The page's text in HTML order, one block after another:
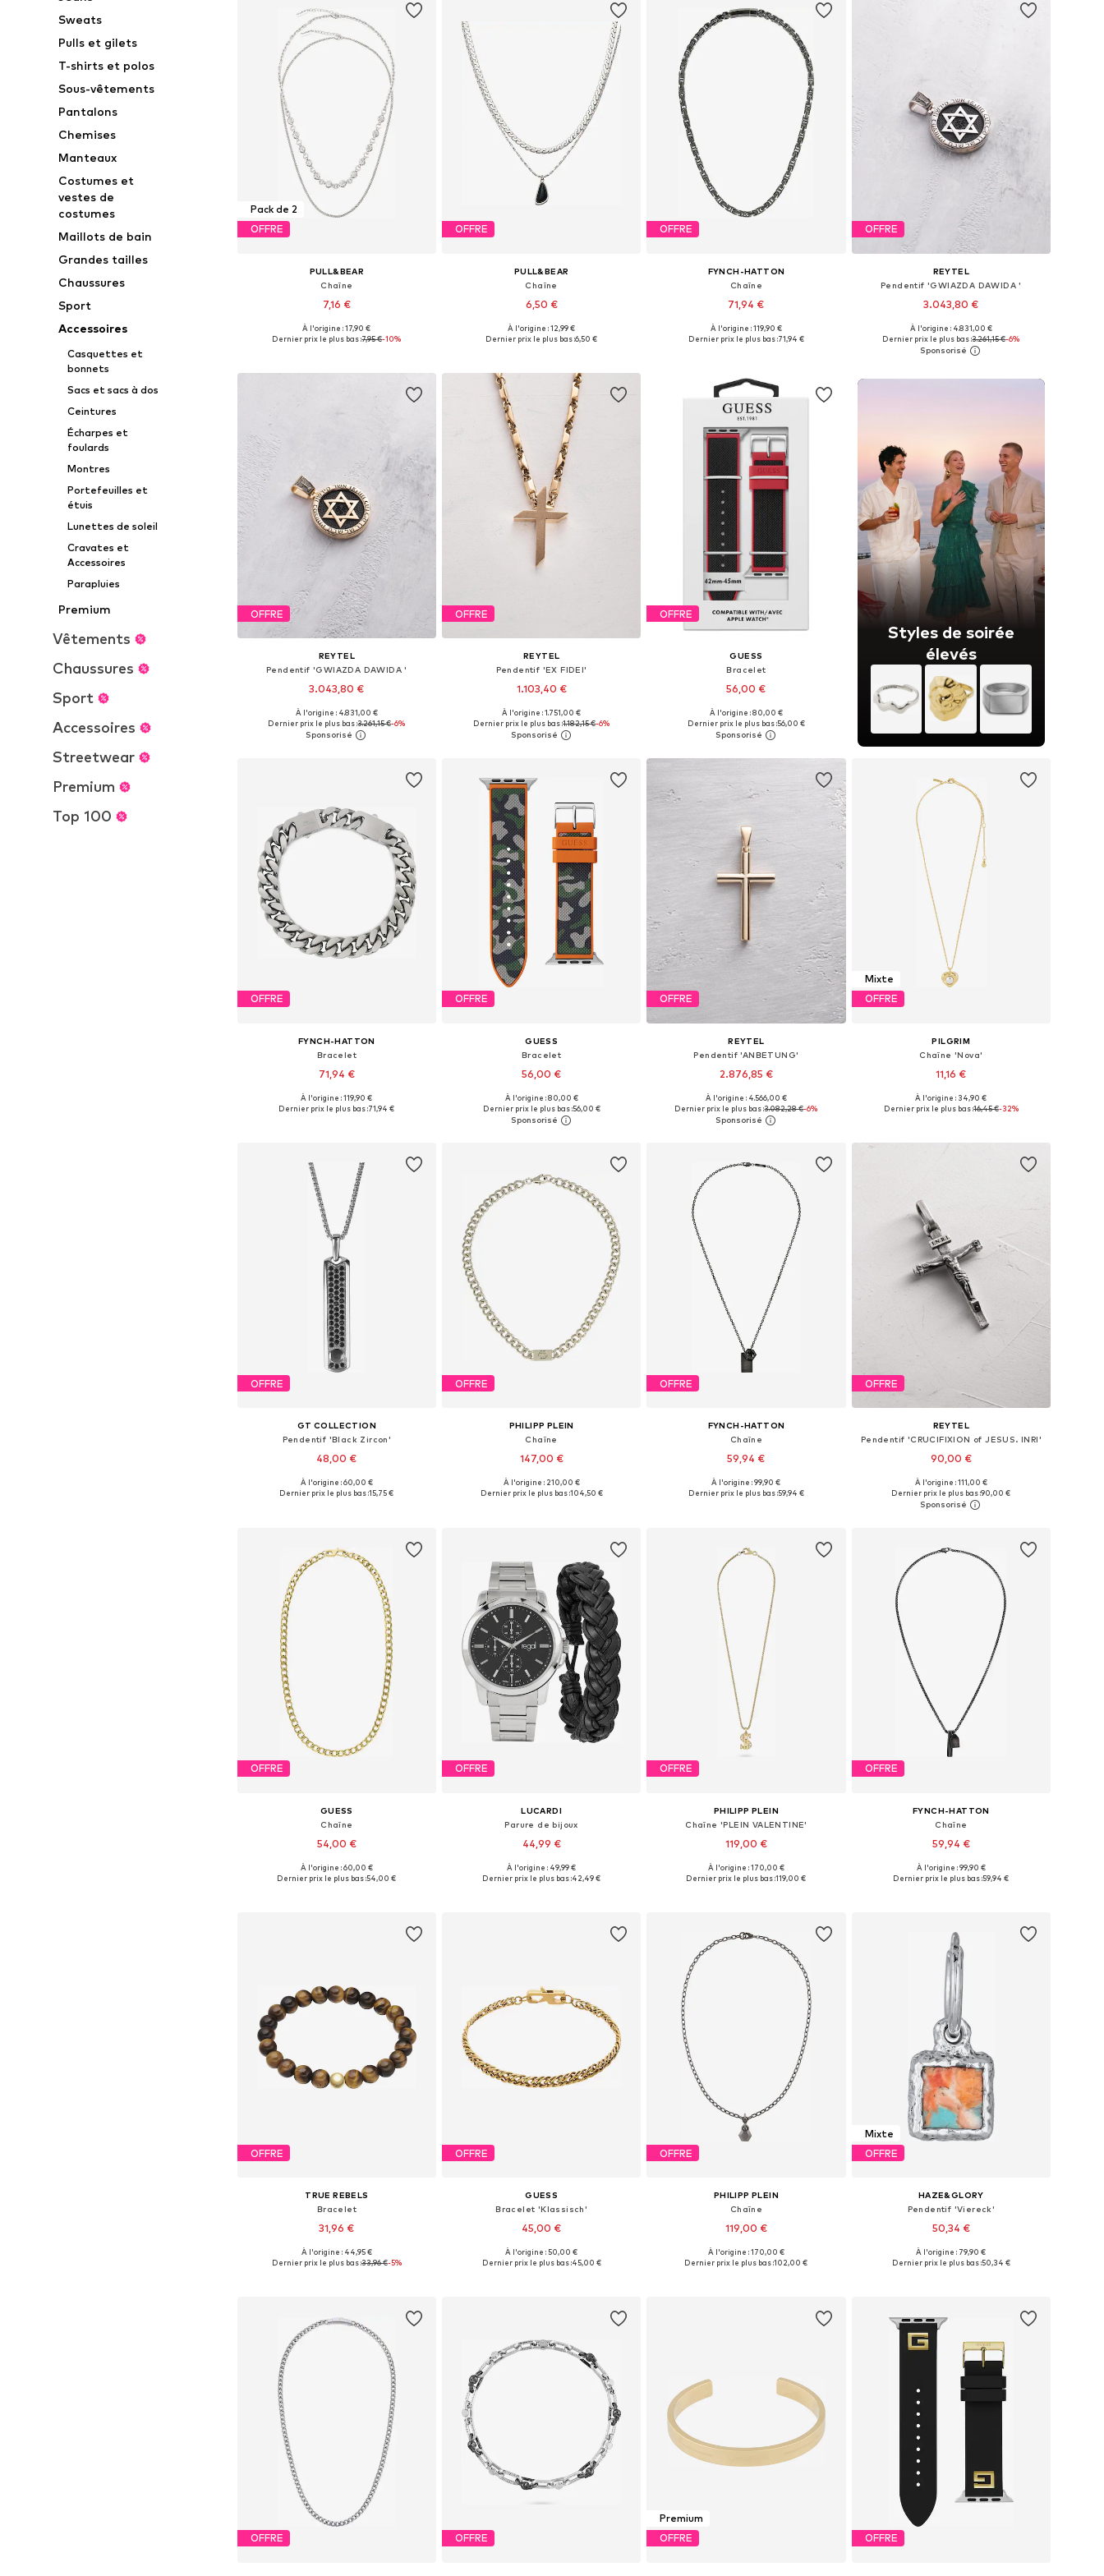
Sweats
Pulls et gilets
T-shirts et polos
Sous-vêtements
Pantalons
Chemises
Manteaux
Costumes et
vestes de
costumes
Maillots de bain
Grandes tailles
Chaussures
Sport
Accessoires
Casquettes et
bonnets
Sacs et sacs à dos
Ceintures
Écharpes et
foulards
Montres
Portefeuilles et
étuis
Lunettes de soleil
Cravates et
Accessoires
Parapluies
Premium
Vêtements
Chaussures
Sport
Accessoires
Streetwear
Premium
Top 100
Pack de 2
OFFRE
PULL&BEAR
Chaîne
7,16 €
Tailles disponibles: One Size
À l'origine : 17,90 €
Dernier prix le plus bas :7,95 €-10%
OFFRE
PULL&BEAR
Chaîne
6,50 €
Tailles disponibles: One Size
À l'origine : 12,99 €
Dernier prix le plus bas :6,50 €
OFFRE
FYNCH-HATTON
Chaîne
71,94 €
Tailles disponibles: One Size
À l'origine : 119,90 €
Dernier prix le plus bas :71,94 €
OFFRE
REYTEL
Pendentif 'GWIAZDA DAWIDA '
3.043,80 €
Tailles disponibles: One Size
Ajouter au panier
À l'origine : 4.831,00 €
Dernier prix le plus bas :3.261,15 €-6%
OFFRE
REYTEL
Pendentif 'GWIAZDA DAWIDA '
3.043,80 €
Tailles disponibles: One Size
Ajouter au panier
À l'origine : 4.831,00 €
Dernier prix le plus bas :3.261,15 €-6%
OFFRE
REYTEL
Pendentif 'EX FIDEI'
1.103,40 €
Tailles disponibles: One Size
Ajouter au panier
À l'origine : 1.751,00 €
Dernier prix le plus bas :1.182,15 €-6%
OFFRE
GUESS
Bracelet
56,00 €
Tailles disponibles: One Size
Ajouter au panier
À l'origine : 80,00 €
Dernier prix le plus bas :56,00 €
Styles de soirée
élevés
OFFRE
FYNCH-HATTON
Bracelet
71,94 €
Tailles disponibles: One Size
À l'origine : 119,90 €
Dernier prix le plus bas :71,94 €
OFFRE
GUESS
Bracelet
56,00 €
Tailles disponibles: One Size
Ajouter au panier
À l'origine : 80,00 €
Dernier prix le plus bas :56,00 €
OFFRE
REYTEL
Pendentif 'ANBETUNG'
2.876,85 €
Tailles disponibles: One Size
Ajouter au panier
À l'origine : 4.566,00 €
Dernier prix le plus bas :3.082,28 €-6%
Mixte
OFFRE
PILGRIM
Chaîne 'Nova'
11,16 €
Tailles disponibles: One Size
À l'origine : 34,90 €
Dernier prix le plus bas :16,45 €-32%
OFFRE
GT COLLECTION
Pendentif 'Black Zircon'
48,00 €
Tailles disponibles: One Size
À l'origine : 60,00 €
Dernier prix le plus bas :15,75 €
OFFRE
PHILIPP PLEIN
Chaîne
147,00 €
Tailles disponibles: One Size
À l'origine : 210,00 €
Dernier prix le plus bas :104,50 €
OFFRE
FYNCH-HATTON
Chaîne
59,94 €
Tailles disponibles: One Size
À l'origine : 99,90 €
Dernier prix le plus bas :59,94 €
OFFRE
REYTEL
Pendentif 'CRUCIFIXION of JESUS. INRI'
90,00 €
Tailles disponibles: One Size
Ajouter au panier
À l'origine : 111,00 €
Dernier prix le plus bas :90,00 €
OFFRE
GUESS
Chaîne
54,00 €
Tailles disponibles: Onesize
À l'origine : 60,00 €
Dernier prix le plus bas :54,00 €
OFFRE
LUCARDI
Parure de bijoux
44,99 €
Tailles disponibles: Onesize
À l'origine : 49,99 €
Dernier prix le plus bas :42,49 €
OFFRE
PHILIPP PLEIN
Chaîne 'PLEIN VALENTINE'
119,00 €
Tailles disponibles: One Size
À l'origine : 170,00 €
Dernier prix le plus bas :119,00 €
OFFRE
FYNCH-HATTON
Chaîne
59,94 €
Tailles disponibles: One Size
À l'origine : 99,90 €
Dernier prix le plus bas :59,94 €
OFFRE
TRUE REBELS
Bracelet
31,96 €
Tailles disponibles: One Size
À l'origine : 44,95 €
Dernier prix le plus bas :33,96 €-5%
OFFRE
GUESS
Bracelet 'Klassisch'
45,00 €
Tailles disponibles: Onesize
À l'origine : 50,00 €
Dernier prix le plus bas :45,00 €
OFFRE
PHILIPP PLEIN
Chaîne
119,00 €
Tailles disponibles: One Size
À l'origine : 170,00 €
Dernier prix le plus bas :102,00 €
Mixte
OFFRE
HAZE&GLORY
Pendentif 'Viereck'
50,34 €
Tailles disponibles: One Size
À l'origine : 79,90 €
Dernier prix le plus bas :50,34 €
OFFRE OFFRE
Premium
OFFRE
OFFRE